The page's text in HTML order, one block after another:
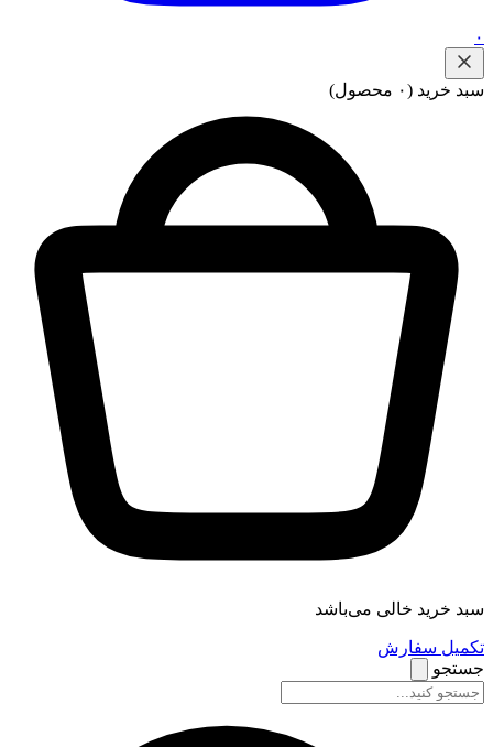
۰
سبد خرید (۰ محصول)
سبد خرید خالی می‌باشد
تکمیل سفارش
جستجو